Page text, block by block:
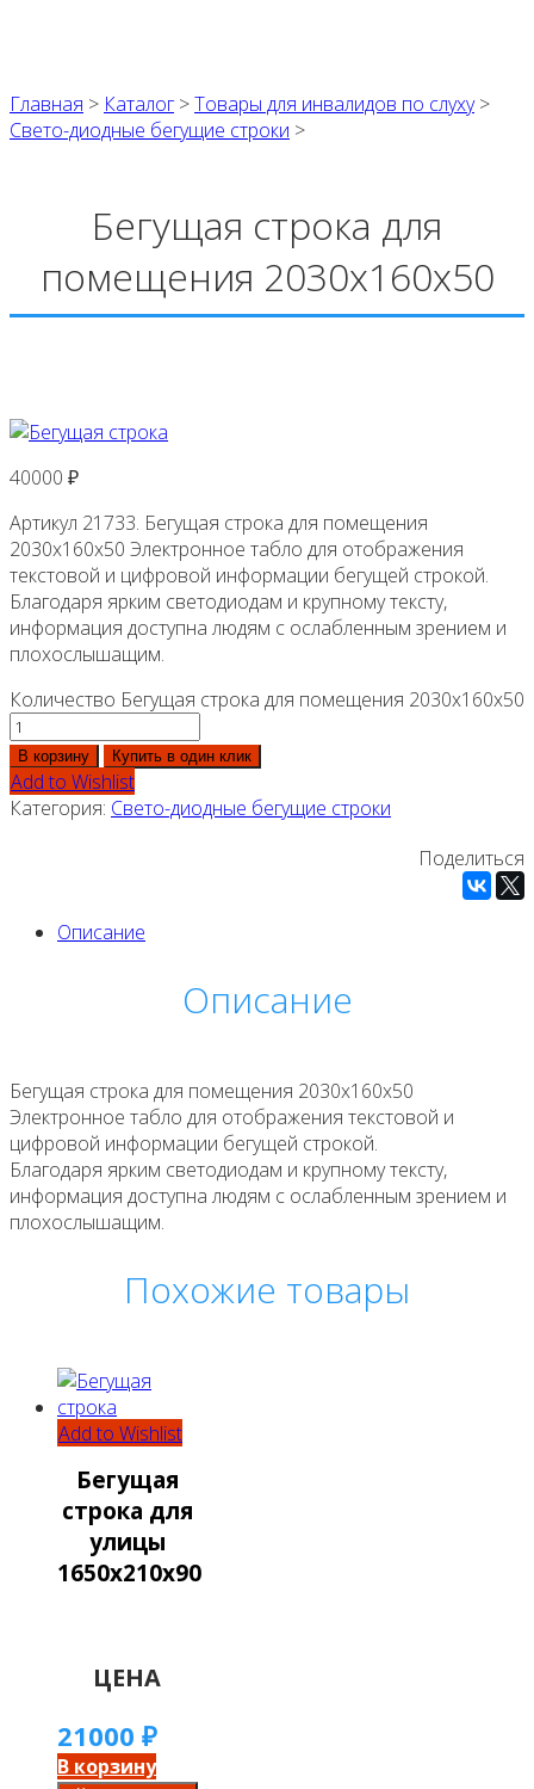
Главная > Каталог >Товары для инвалидов по слуху>
Свето-диодные бегущие строки >
Бегущая строка для
помещения 2030х160х50
40000 ₽
Артикул 21733. Бегущая строка для помещения
2030х160х50 Электронное табло для отображения
текстовой и цифровой информации бегущей строкой.
Благодаря ярким светодиодам и крупному тексту,
информация доступна людям с ослабленным зрением и
плохослышащим.
Количество Бегущая строка для помещения 2030х160х50
В корзину Купить в один клик
Add to Wishlist
Категория: Свето-диодные бегущие строки
Поделиться
Описание
Описание
Бегущая строка для помещения 2030х160х50
Электронное табло для отображения текстовой и
цифровой информации бегущей строкой.
Благодаря ярким светодиодам и крупному тексту,
информация доступна людям с ослабленным зрением и
плохослышащим.
Похожие товары
Add to Wishlist
Бегущая
строка для
улицы
1650х210х90
ЦЕНА
21000 ₽
В корзину